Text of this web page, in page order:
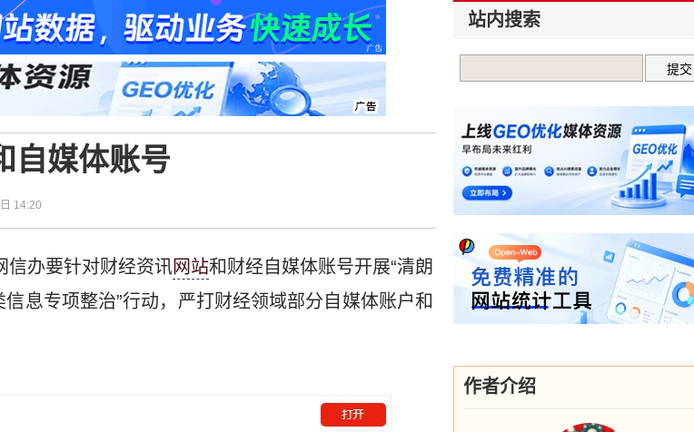
自媒体账号
14:20
信办要针对财经资讯网站和财经自媒体账号开展“清朗
信息专项整治”行动，严打财经领域部分自媒体账户和
站内搜索
作者介绍